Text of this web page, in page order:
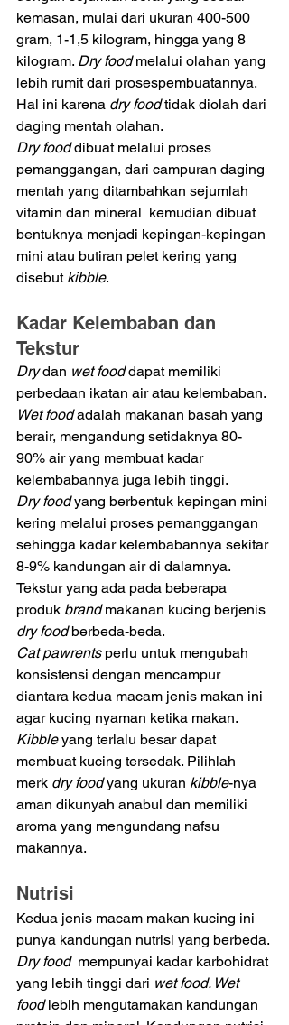
kemasan, mulai dari ukuran 400-500
gram, 1-1,5 kilogram, hingga yang 8
kilogram. Dry food melalui olahan yang
lebih rumit dari prosespembuatannya.
Hal ini karena dry food tidak diolah dari
daging mentah olahan.
Dry food dibuat melalui proses
pemanggangan, dari campuran daging
mentah yang ditambahkan sejumlah
vitamin dan mineral  kemudian dibuat
bentuknya menjadi kepingan-kepingan
mini atau butiran pelet kering yang
disebut kibble.
Kadar Kelembaban dan
Tekstur
Dry dan wet food dapat memiliki
perbedaan ikatan air atau kelembaban.
Wet food adalah makanan basah yang
berair, mengandung setidaknya 80-
90% air yang membuat kadar
kelembabannya juga lebih tinggi.
Dry food yang berbentuk kepingan mini
kering melalui proses pemanggangan
sehingga kadar kelembabannya sekitar
8-9% kandungan air di dalamnya.
Tekstur yang ada pada beberapa
produk brand makanan kucing berjenis
dry food berbeda-beda.
Cat pawrents perlu untuk mengubah
konsistensi dengan mencampur
diantara kedua macam jenis makan ini
agar kucing nyaman ketika makan.
Kibble yang terlalu besar dapat
membuat kucing tersedak. Pilihlah
merk dry food yang ukuran kibble-nya
aman dikunyah anabul dan memiliki
aroma yang mengundang nafsu
makannya.
Nutrisi
Kedua jenis macam makan kucing ini
punya kandungan nutrisi yang berbeda.
Dry food mempunyai kadar karbohidrat
yang lebih tinggi dari wet food. Wet
food lebih mengutamakan kandungan